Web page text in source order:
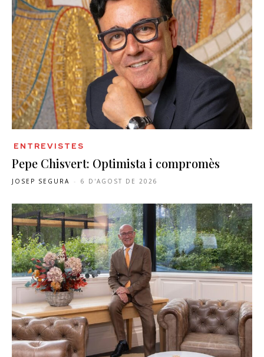
ENTREVISTES
Pepe Chisvert: Optimista i compromès
JOSEP SEGURA - 6 D'AGOST DE 2026